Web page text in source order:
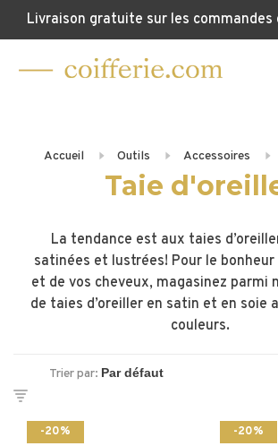
Livraison gratuite sur les commandes
Accueil Outils Accessoires
Taie
La tendance est aux taies
satinées et lustrées! Pour le
et de vos cheveux, magasinez parmi
de taies d’oreiller en satin et en soie
couleurs.
Trier par:
-20% -20%